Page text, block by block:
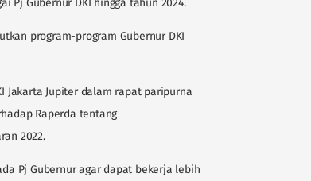
Pj Gubernur DKI hingga tahun 2024.
program-program Gubernur DKI
Jakarta Jupiter dalam rapat paripurna
Raperda tentang
2022.
Pj Gubernur agar dapat bekerja lebih